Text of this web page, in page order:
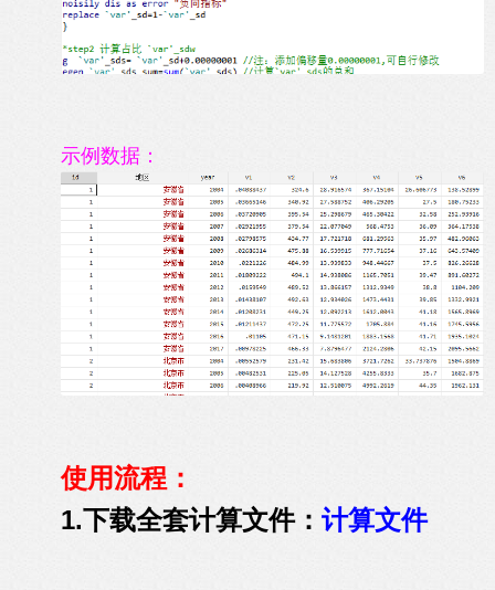
示例数据：
使用流程：
1.下载全套计算文件： 计算文件